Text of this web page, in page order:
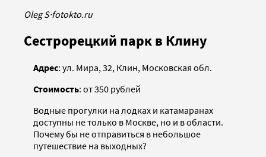
Oleg S·fotokto.ru
Сестрорецкий парк в Клину
Адрес: ул. Мира, 32, Клин, Московская обл.
Стоимость: от 350 рублей
Водные прогулки на лодках и катамаранах
доступны не только в Москве, но и в области.
Почему бы не отправиться в небольшое
путешествие на выходных?